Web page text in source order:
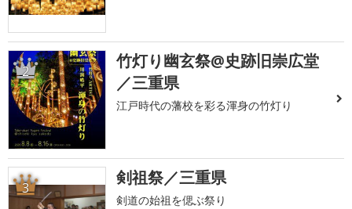
2
竹灯り幽玄祭@史跡旧崇広堂
／三重県
江戸時代の藩校を彩る渾身の竹灯り
3 剣祖祭／三重県
剣道の始祖を偲ぶ祭り